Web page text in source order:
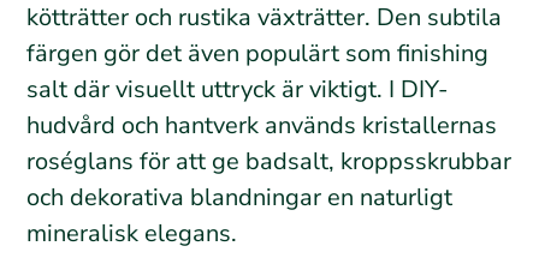
kötträtter och rustika växträtter. Den subtila
färgen gör det även populärt som finishing
salt där visuellt uttryck är viktigt. I DIY-
hudvård och hantverk används kristallernas
roséglans för att ge badsalt, kroppsskrubbar
och dekorativa blandningar en naturligt
mineralisk elegans.